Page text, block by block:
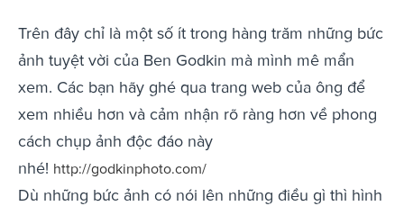
Trên đây chỉ là một số ít trong hàng trăm những bức
ảnh tuyệt vời của Ben Godkin mà mình mê mẩn
xem. Các bạn hãy ghé qua trang web của ông để
xem nhiều hơn và cảm nhận rõ ràng hơn về phong
cách chụp ảnh độc đáo này
nhé! http://godkinphoto.com/
Dù những bức ảnh có nói lên những điều gì thì hình